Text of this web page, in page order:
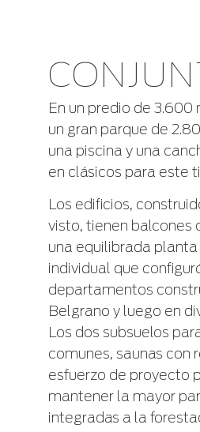
En un predio de
un gran parque de
una piscina y una
en clásicos para este
Los edificios,
visto, tienen balcones
una equilibrada
individual que
departamentos
Belgrano y luego en
Los dos subsuelos
comunes, saunas con
esfuerzo de proyecto
mantener la mayor
integradas a la